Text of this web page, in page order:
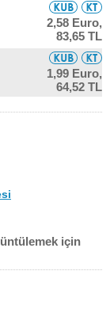
2,58 Euro,
83,65 TL
1,99 Euro,
64,52 TL
için